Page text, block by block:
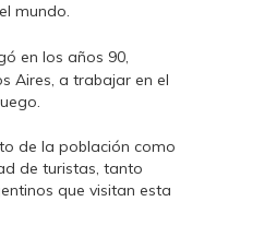
mundo.
en los años 90,
Aires, a trabajar en el
de la población como
de turistas, tanto
que visitan esta